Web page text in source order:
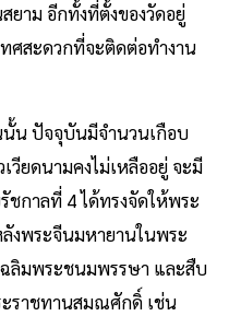
ยาม อีกทั้งที่ตั้งของวัดอยู่
ศสะดวกที่จะติดต่อทำงาน
น ปัจจุบันมีจำนวนเกือบ
วียดนามคงไม่เหลืออยู่ จะมี
กาลที่ 4 ได้ทรงจัดให้พระ
งพระจีนมหายานในพระ
ฉลิมพระชนมพรรษา และสืบ
ราชทานสมณศักดิ์ เช่น